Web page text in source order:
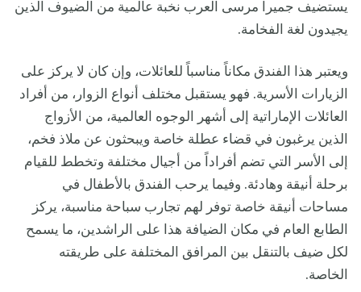
يستضيف جميرا مرسى العرب نخبة عالمية من الضيوف الذين
يجيدون لغة الفخامة.
ويعتبر هذا الفندق مكاناً مناسباً للعائلات، وإن كان لا يركز على
الزيارات الأسرية. فهو يستقبل مختلف أنواع الزوار، من أفراد
العائلات الإماراتية إلى أشهر الوجوه العالمية، من الأزواج
الذين يرغبون في قضاء عطلة خاصة ويبحثون عن ملاذ فخم،
إلى الأسر التي تضم أفراداً من أجيال مختلفة وتخطط للقيام
برحلة أنيقة وهادئة. وفيما يرحب الفندق بالأطفال في
مساحات أنيقة خاصة توفر لهم تجارب سباحة مناسبة، يركز
الطابع العام في مكان الضيافة هذا على الراشدين، ما يسمح
لكل ضيف بالتنقل بين المرافق المختلفة على طريقته
الخاصة.